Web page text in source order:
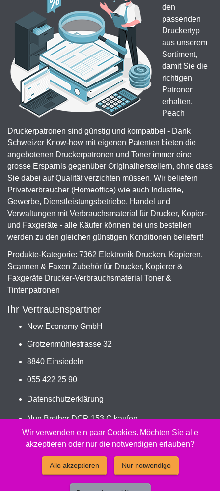
den
passenden
Druckertyp
aus unserem
Sortiment,
damit Sie die
richtigen
Patronen
erhalten.
Peach
Druckerpatronen sind günstig und kompatibel - Dank
Schweizer Know-how mit eigenen Patenten bieten die
angebotenen Druckerpatronen und Toner immer eine
grosse Ersparnis gegenüber Originalherstellern, ohne dass
Sie dabei auf Qualität verzichten müssen. Wir beliefern
Privatverbraucher (Homeoffice) wie auch Industrie,
Gewerbe, Dienstleistungsbetriebe, Handel und
Verwaltungen mit Verbrauchsmaterial für Drucker, Kopier-
und Faxgeräte - alle Käufer können bei uns bestellen
werden zu den gleichen günstigen Konditionen beliefert!
Produkte-Kategorie: 7362 Elektronik Drucken, Kopieren,
Scannen & Faxen Zubehör für Drucker, Kopierer &
Faxgeräte Drucker-Verbrauchsmaterial Toner &
Tintenpatronen
Ihr Vertrauenspartner
New Economy GmbH
Grotzenmühlestrasse 32
8840 Einsiedeln
055 422 25 90
Datenschutzerklärung
Nun Brother DCP-153 C kaufen
Jetzt LC-970/LC-1000VALBP bestellen
2026 - Peach Druckerpatronen Versand Jetzt günstig und
kompatibel kaufen.
Wir verwenden ein paar Cookies. Möchten Sie alle
akzeptieren oder nur die notwendigen erlauben?
Alle akzeptieren Nur notwendige